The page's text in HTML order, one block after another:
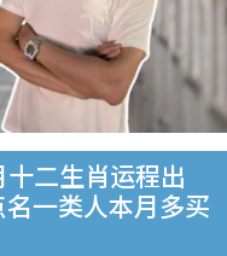
二生肖运程出
一类人本月多买